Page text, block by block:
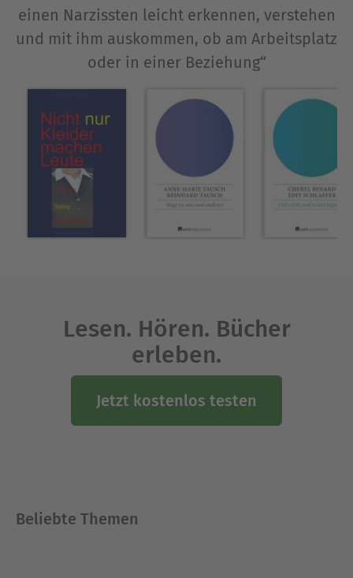
mehr ...
Ausblenden
einen Narzissten leicht erkennen, verstehen
und mit ihm auskommen, ob am Arbeitsplatz
oder in einer Beziehung“
Lesen. Hören. Bücher
erleben.
Jetzt kostenlos testen
Beliebte Themen